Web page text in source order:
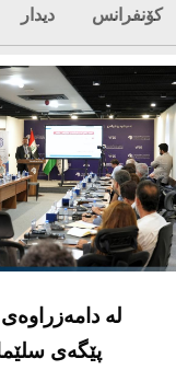
کۆنفرانس دیدار
لە
پێگەی